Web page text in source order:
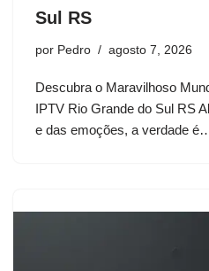
Sul RS
por Pedro agosto 7, 2026
Descubra o Maravilhoso
IPTV Rio Grande do Sul RS
e das emoções, a verdade